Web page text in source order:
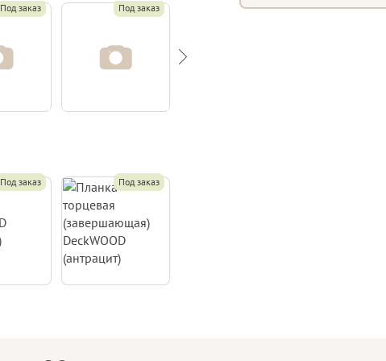
Под заказ Под заказ Под заказ Под
Под заказ Под заказ